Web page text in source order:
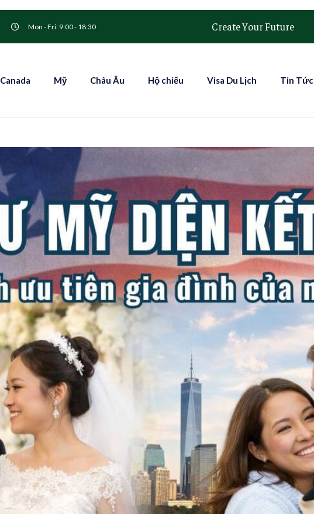
Mon - Fri: 9:00 - 18:30 Create Your Future
Canada Mỹ Châu Âu Hộ chiếu Visa Du Lịch Tin Tức